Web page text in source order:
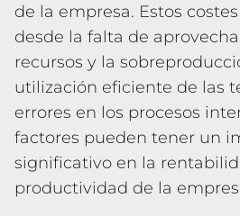
de la empresa. Estos
desde la falta de
recursos y la
utilización eficiente de las
errores en los procesos
factores pueden tener un
significativo en la
productividad de la